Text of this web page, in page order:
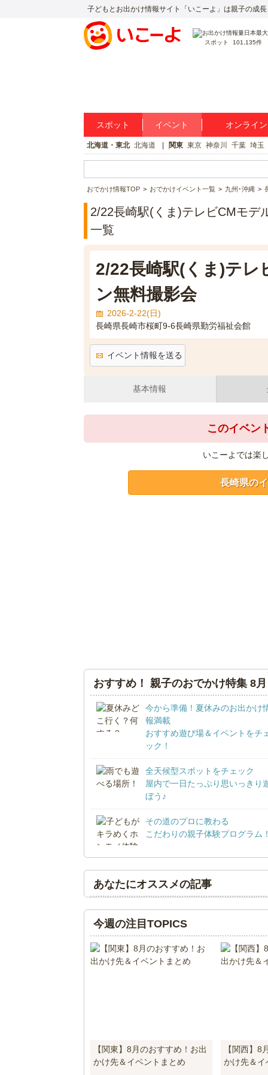
子どもとお出かけ情報サイト「いこーよ」は親子の成
スポット 101,135件
スポット イベント オンライ
北海道・東北 北海道 関東 東京 神奈川 千葉 埼玉
おでかけ情報TOP おでかけイベント一覧 九州･沖縄
2/22長崎駅(くま)テレビCMモデ
一覧
2/22長崎駅(くま)テレ
ン無料撮影会
2026-2-22(日)
長崎県長崎市桜町9-6長崎県勤労福祉会館
イベント情報を送る
基本情報
このイベン
いこーよでは楽
長崎県の
おすすめ！ 親子のおでかけ特集 8月
今から準備！夏休みのお出かけ
報満載
おすすめ遊び場＆イベントをチ
ック！
全天候型スポットをチェック
屋内で一日たっぷり思いっきり
ぼう♪
その道のプロに教わる
こだわりの親子体験プログラム
あなたにオススメの記事
今週の注目TOPICS
【関東】8月のおすすめ！お出
かけ先＆イベントまとめ
【関西】8
かけ先＆イ